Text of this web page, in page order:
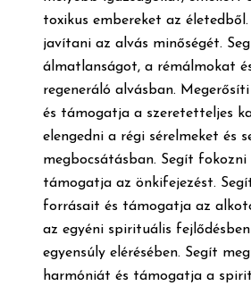
toxikus embereket az
javítani az alvás minőségét.
álmatlanságot, a rémálmokat
regeneráló alvásban.
és támogatja a szeretetteljes
elengedni a régi sérelmeket és
megbocsátásban. Segít
támogatja az önkifejezést.
forrásait és támogatja az
az egyéni spirituális
egyensúly elérésében. Segít
harmóniát és támogatja a